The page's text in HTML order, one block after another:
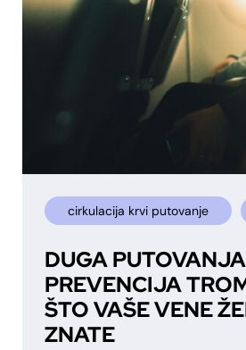
cirkulacija krvi putovanje
DUGA
PREVENCIJA
ŠTO VAŠE VENE
ZNATE